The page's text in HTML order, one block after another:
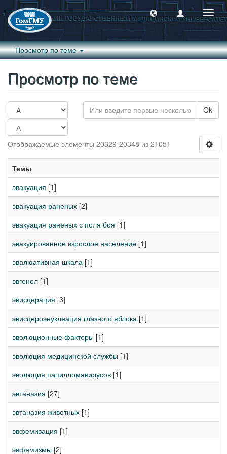
Просмотр по теме
Просмотр по теме
Ok
Отображаемые элементы 20329-20348 из 21051
Темы
эвакуация [1]
эвакуация раненых [2]
эвакуация раненых с поля боя [1]
эвакуированное взрослое население [1]
эвалюативная шкала [1]
эвгенол [1]
эвисцерация [3]
эвисцероэнуклеация глазного яблока [1]
эволюционные факторы [1]
эволюция медицинской службы [1]
эволюция папилломавирусов [1]
эвтаназия [27]
эвтаназия животных [1]
эвфемизация [1]
эвфемизмы [2]